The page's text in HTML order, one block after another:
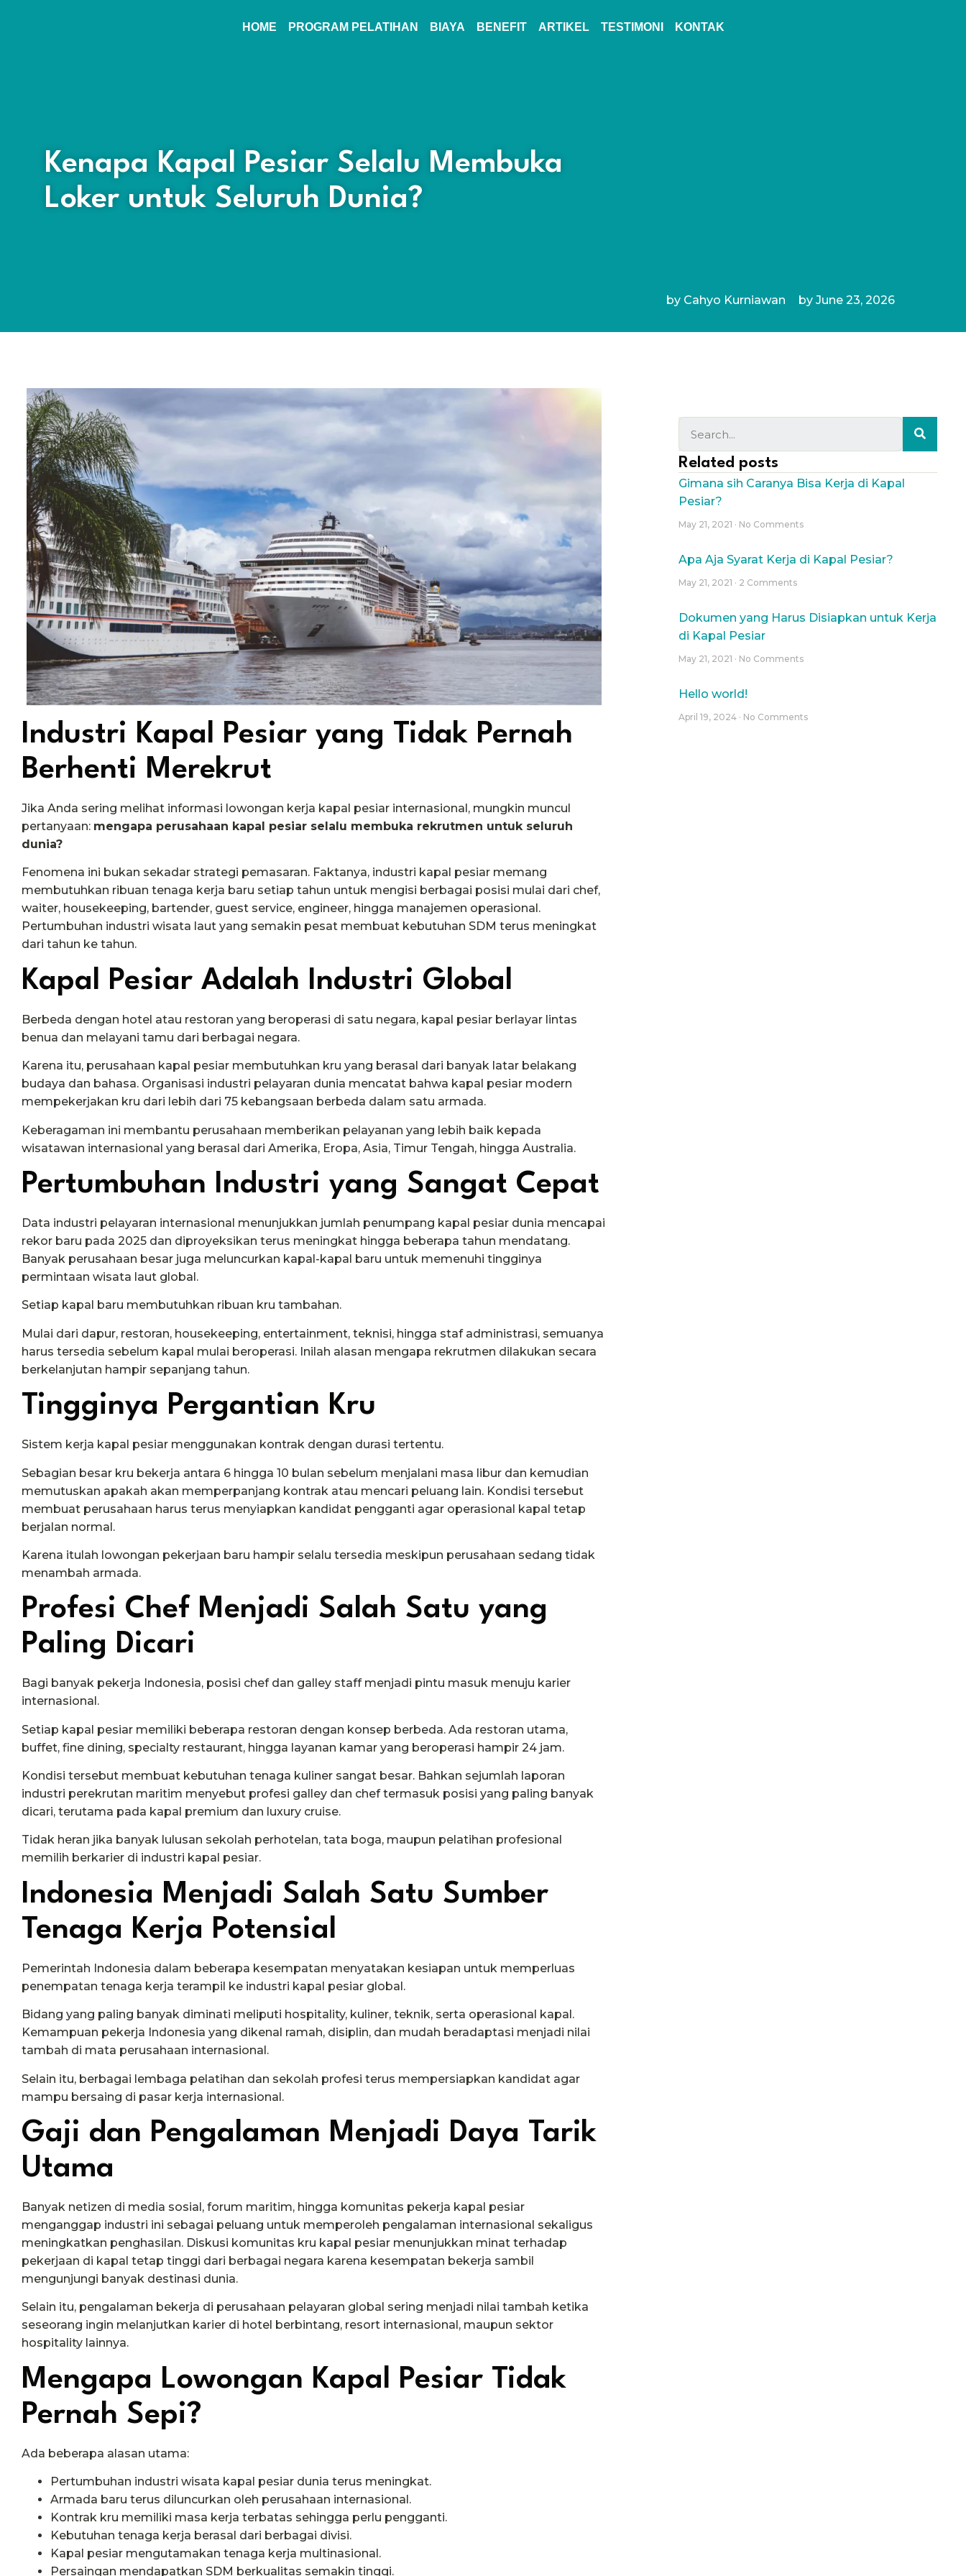
HOME PROGRAM PELATIHAN BIAYA BENEFIT ARTIKEL TESTIMONI KONTAK
Kenapa Kapal Pesiar Selalu Membuka
Loker untuk Seluruh Dunia?
by Cahyo Kurniawan by June 23, 2026
Industri Kapal Pesiar yang Tidak Pernah
Berhenti Merekrut
Jika Anda sering melihat informasi lowongan kerja kapal pesiar internasional, mungkin muncul
pertanyaan: mengapa perusahaan kapal pesiar selalu membuka rekrutmen untuk seluruh
dunia?
Fenomena ini bukan sekadar strategi pemasaran. Faktanya, industri kapal pesiar memang
membutuhkan ribuan tenaga kerja baru setiap tahun untuk mengisi berbagai posisi mulai dari chef,
waiter, housekeeping, bartender, guest service, engineer, hingga manajemen operasional.
Pertumbuhan industri wisata laut yang semakin pesat membuat kebutuhan SDM terus meningkat
dari tahun ke tahun.
Kapal Pesiar Adalah Industri Global
Berbeda dengan hotel atau restoran yang beroperasi di satu negara, kapal pesiar berlayar lintas
benua dan melayani tamu dari berbagai negara.
Karena itu, perusahaan kapal pesiar membutuhkan kru yang berasal dari banyak latar belakang
budaya dan bahasa. Organisasi industri pelayaran dunia mencatat bahwa kapal pesiar modern
mempekerjakan kru dari lebih dari 75 kebangsaan berbeda dalam satu armada.
Keberagaman ini membantu perusahaan memberikan pelayanan yang lebih baik kepada
wisatawan internasional yang berasal dari Amerika, Eropa, Asia, Timur Tengah, hingga Australia.
Pertumbuhan Industri yang Sangat Cepat
Data industri pelayaran internasional menunjukkan jumlah penumpang kapal pesiar dunia mencapai
rekor baru pada 2025 dan diproyeksikan terus meningkat hingga beberapa tahun mendatang.
Banyak perusahaan besar juga meluncurkan kapal-kapal baru untuk memenuhi tingginya
permintaan wisata laut global.
Setiap kapal baru membutuhkan ribuan kru tambahan.
Mulai dari dapur, restoran, housekeeping, entertainment, teknisi, hingga staf administrasi, semuanya
harus tersedia sebelum kapal mulai beroperasi. Inilah alasan mengapa rekrutmen dilakukan secara
berkelanjutan hampir sepanjang tahun.
Tingginya Pergantian Kru
Sistem kerja kapal pesiar menggunakan kontrak dengan durasi tertentu.
Sebagian besar kru bekerja antara 6 hingga 10 bulan sebelum menjalani masa libur dan kemudian
memutuskan apakah akan memperpanjang kontrak atau mencari peluang lain. Kondisi tersebut
membuat perusahaan harus terus menyiapkan kandidat pengganti agar operasional kapal tetap
berjalan normal.
Karena itulah lowongan pekerjaan baru hampir selalu tersedia meskipun perusahaan sedang tidak
menambah armada.
Profesi Chef Menjadi Salah Satu yang
Paling Dicari
Bagi banyak pekerja Indonesia, posisi chef dan galley staff menjadi pintu masuk menuju karier
internasional.
Setiap kapal pesiar memiliki beberapa restoran dengan konsep berbeda. Ada restoran utama,
buffet, fine dining, specialty restaurant, hingga layanan kamar yang beroperasi hampir 24 jam.
Kondisi tersebut membuat kebutuhan tenaga kuliner sangat besar. Bahkan sejumlah laporan
industri perekrutan maritim menyebut profesi galley dan chef termasuk posisi yang paling banyak
dicari, terutama pada kapal premium dan luxury cruise.
Tidak heran jika banyak lulusan sekolah perhotelan, tata boga, maupun pelatihan profesional
memilih berkarier di industri kapal pesiar.
Indonesia Menjadi Salah Satu Sumber
Tenaga Kerja Potensial
Pemerintah Indonesia dalam beberapa kesempatan menyatakan kesiapan untuk memperluas
penempatan tenaga kerja terampil ke industri kapal pesiar global.
Bidang yang paling banyak diminati meliputi hospitality, kuliner, teknik, serta operasional kapal.
Kemampuan pekerja Indonesia yang dikenal ramah, disiplin, dan mudah beradaptasi menjadi nilai
tambah di mata perusahaan internasional.
Selain itu, berbagai lembaga pelatihan dan sekolah profesi terus mempersiapkan kandidat agar
mampu bersaing di pasar kerja internasional.
Gaji dan Pengalaman Menjadi Daya Tarik
Utama
Banyak netizen di media sosial, forum maritim, hingga komunitas pekerja kapal pesiar
menganggap industri ini sebagai peluang untuk memperoleh pengalaman internasional sekaligus
meningkatkan penghasilan. Diskusi komunitas kru kapal pesiar menunjukkan minat terhadap
pekerjaan di kapal tetap tinggi dari berbagai negara karena kesempatan bekerja sambil
mengunjungi banyak destinasi dunia.
Selain itu, pengalaman bekerja di perusahaan pelayaran global sering menjadi nilai tambah ketika
seseorang ingin melanjutkan karier di hotel berbintang, resort internasional, maupun sektor
hospitality lainnya.
Mengapa Lowongan Kapal Pesiar Tidak
Pernah Sepi?
Ada beberapa alasan utama:
Pertumbuhan industri wisata kapal pesiar dunia terus meningkat.
Armada baru terus diluncurkan oleh perusahaan internasional.
Kontrak kru memiliki masa kerja terbatas sehingga perlu pengganti.
Kebutuhan tenaga kerja berasal dari berbagai divisi.
Kapal pesiar mengutamakan tenaga kerja multinasional.
Persaingan mendapatkan SDM berkualitas semakin tinggi.
Related posts
Gimana sih Caranya Bisa Kerja di Kapal
Pesiar?
May 21, 2021 No Comments
Apa Aja Syarat Kerja di Kapal Pesiar?
May 21, 2021 2 Comments
Dokumen yang Harus Disiapkan untuk Kerja
di Kapal Pesiar
May 21, 2021 No Comments
Hello world!
April 19, 2024 No Comments